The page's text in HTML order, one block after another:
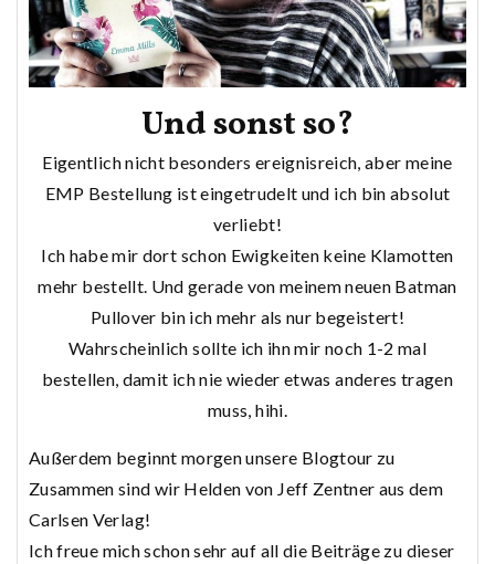
Und sonst so?
Eigentlich nicht besonders ereignisreich, aber meine
EMP Bestellung ist eingetrudelt und ich bin absolut
verliebt!
Ich habe mir dort schon Ewigkeiten keine Klamotten
mehr bestellt. Und gerade von meinem neuen Batman
Pullover bin ich mehr als nur begeistert!
Wahrscheinlich sollte ich ihn mir noch 1-2 mal
bestellen, damit ich nie wieder etwas anderes tragen
muss, hihi.
Außerdem beginnt morgen unsere Blogtour zu
Zusammen sind wir Helden von Jeff Zentner aus dem
Carlsen Verlag!
Ich freue mich schon sehr auf all die Beiträge zu dieser